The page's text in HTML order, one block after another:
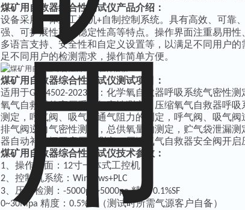
煤矿用自救器综合性测试仪产品介绍：
设备采用一体式工控机+自制控制系统。具有高效、可靠
强、可扩展性高、稳定性高等特点。操作界面注重易用性
多语言支持、安全性和自定义设置等，以满足不同用户
足不同用户的检测需求，操作简单方便。
煤矿用自救器综合性测试仪测试项目：
适用于GB24502-2023 中：化学氧自救器呼吸系统气密性
氧气自救器的高压系统气密性测定，压缩氧气自救器呼
测定，呼气阀、吸气阀通气阻力的测定，呼气阀、吸气阀
排气阀逆向气密性测定，总供氧量的测定，贮气袋泄漏
器自动补给阀开启压力测定，压缩氧气自救器安全阀开启
煤矿用自救器综合性测试仪技术参数：
1 操作界面： 12寸一体式工控机
2 、控制机系统： Windows+PLC
3 、压力检测： -5000pa~5000pa精度0.1%SF
0~30Mpa 精度： 0.5%F.S （测试时所需气源客户自备）